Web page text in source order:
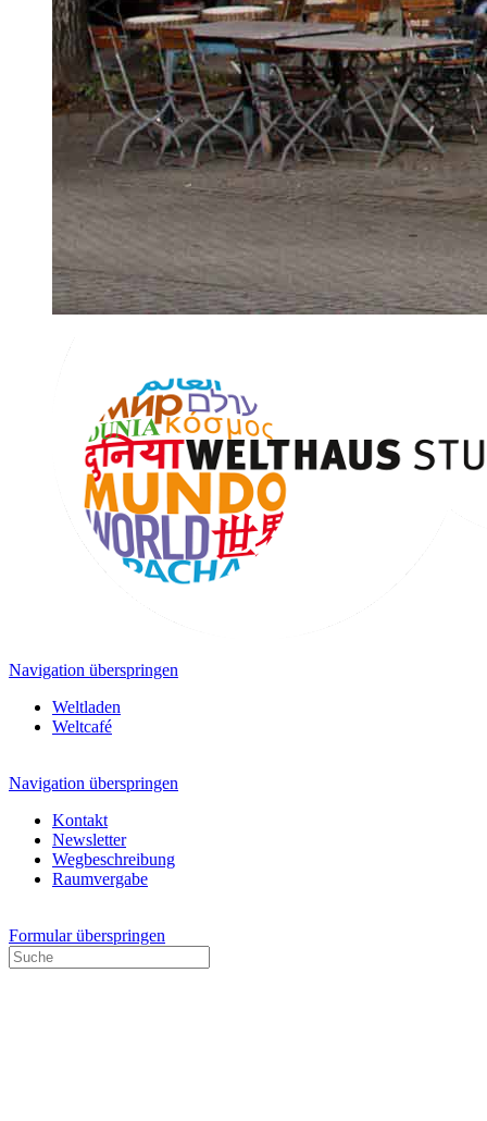
Navigation überspringen
Weltladen
Weltcafé
Navigation überspringen
Kontakt
Newsletter
Wegbeschreibung
Raumvergabe
Formular überspringen